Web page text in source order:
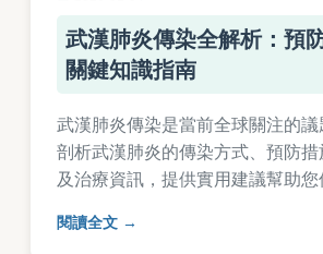
武漢肺炎傳染全解析：預
關鍵知識指南
武漢肺炎傳染是當前全球關注的
剖析武漢肺炎的傳染方式、預防
及治療資訊，提供實用建議幫助您
清潔，全面指南一次看懂。
閱讀全文